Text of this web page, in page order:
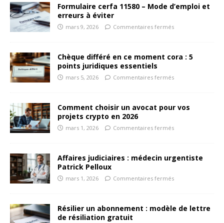
Formulaire cerfa 11580 – Mode d’emploi et
erreurs à éviter
mars 9, 2026 Commentaires fermés
Chèque différé en ce moment cora : 5
points juridiques essentiels
mars 5, 2026 Commentaires fermés
Comment choisir un avocat pour vos
projets crypto en 2026
mars 1, 2026 Commentaires fermés
Affaires judiciaires : médecin urgentiste
Patrick Pelloux
mars 1, 2026 Commentaires fermés
Résilier un abonnement : modèle de lettre
de résiliation gratuit